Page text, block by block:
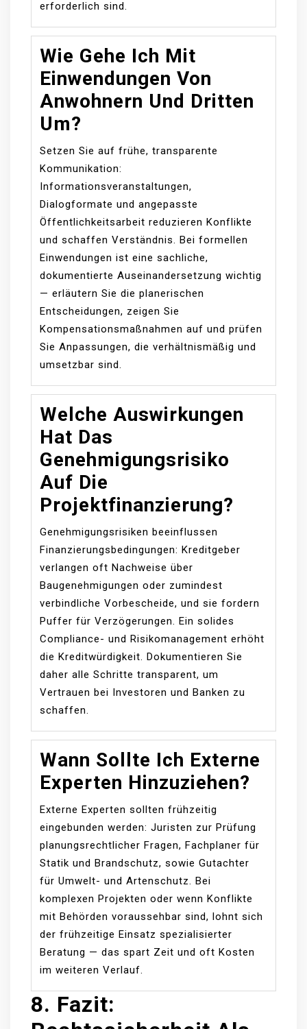
erforderlich sind.
Wie Gehe Ich Mit
Einwendungen Von
Anwohnern Und Dritten
Um?
Setzen Sie auf frühe, transparente
Kommunikation:
Informationsveranstaltungen,
Dialogformate und angepasste
Öffentlichkeitsarbeit reduzieren Konflikte
und schaffen Verständnis. Bei formellen
Einwendungen ist eine sachliche,
dokumentierte Auseinandersetzung wichtig
— erläutern Sie die planerischen
Entscheidungen, zeigen Sie
Kompensationsmaßnahmen auf und prüfen
Sie Anpassungen, die verhältnismäßig und
umsetzbar sind.
Welche Auswirkungen
Hat Das
Genehmigungsrisiko
Auf Die
Projektfinanzierung?
Genehmigungsrisiken beeinflussen
Finanzierungsbedingungen: Kreditgeber
verlangen oft Nachweise über
Baugenehmigungen oder zumindest
verbindliche Vorbescheide, und sie fordern
Puffer für Verzögerungen. Ein solides
Compliance- und Risikomanagement erhöht
die Kreditwürdigkeit. Dokumentieren Sie
daher alle Schritte transparent, um
Vertrauen bei Investoren und Banken zu
schaffen.
Wann Sollte Ich Externe
Experten Hinzuziehen?
Externe Experten sollten frühzeitig
eingebunden werden: Juristen zur Prüfung
planungsrechtlicher Fragen, Fachplaner für
Statik und Brandschutz, sowie Gutachter
für Umwelt- und Artenschutz. Bei
komplexen Projekten oder wenn Konflikte
mit Behörden voraussehbar sind, lohnt sich
der frühzeitige Einsatz spezialisierter
Beratung — das spart Zeit und oft Kosten
im weiteren Verlauf.
8. Fazit: